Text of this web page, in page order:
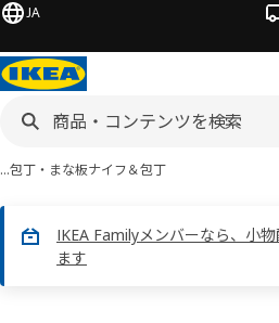
JA
…包丁・まな板ナイフ＆包丁
IKEA Familyメンバーなら、小
ます